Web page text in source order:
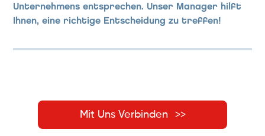
Unternehmens entsprechen. Unser Manager hilft
Ihnen, eine richtige Entscheidung zu treffen!
Mit Uns Verbinden